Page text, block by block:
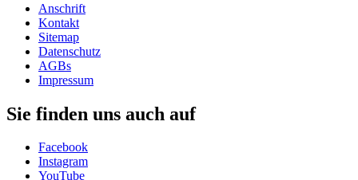
Anschrift
Kontakt
Sitemap
Datenschutz
AGBs
Impressum
Sie finden uns auch auf
Facebook
Instagram
YouTube